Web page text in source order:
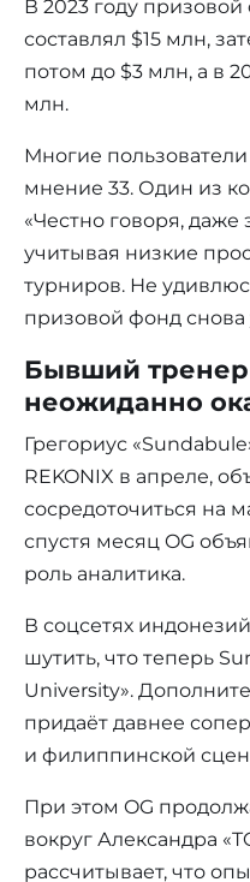
В 2023 году
составлял $15 млн,
потом до $3 млн, а в
млн.
Многие
мнение 33. Один из
«Честно говоря,
учитывая низкие
турниров. Не
призовой фонд снова
Бывший тренер
неожиданно
Грегориус
REKONIX в апреле,
сосредоточиться на
спустя месяц OG
роль аналитика.
В соцсетях
шутить, что теперь
University».
придаёт давнее
и филиппинской сцен
При этом OG
вокруг Александра
рассчитывает, что